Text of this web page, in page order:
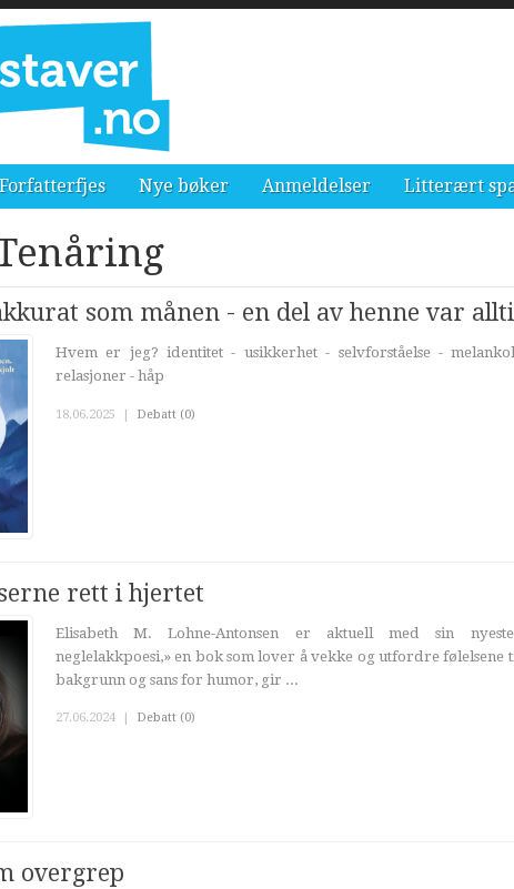
Forfatterfjes Nye bøker Anmeldelser Litterært
som månen - en del av henne var
Hvem er jeg? identitet - usikkerhet - selvforståelse -
relasjoner - håp
18.06.2025 | Debatt (0)
rett i hjertet
Elisabeth M. Lohne-Antonsen er aktuell med sin
neglelakkpoesi,» en bok som lover å vekke og utfordre følelsene
bakgrunn og sans for humor, gir ...
27.06.2024 Debatt (0)
overgrep